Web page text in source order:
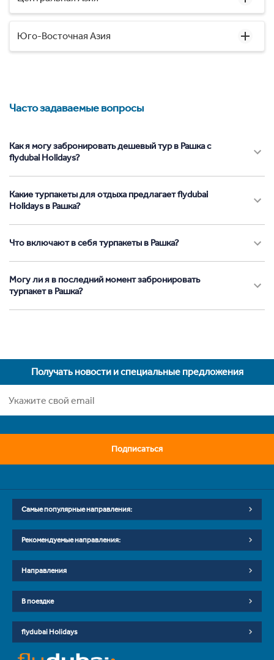
Юго-Восточная Азия
Часто задаваемые вопросы
Как я могу забронировать дешевый тур в Рашка с
flydubai Holidays?
Какие турпакеты для отдыха предлагает flydubai
Holidays в Рашка?
Что включают в себя турпакеты в Рашка?
Могу ли я в последний момент забронировать
турпакет в Рашка?
Получать новости и специальные предложения
Подписаться
Самые популярные направления:
Рекомендуемые направления:
Направления
В поездке
flydubai Holidays